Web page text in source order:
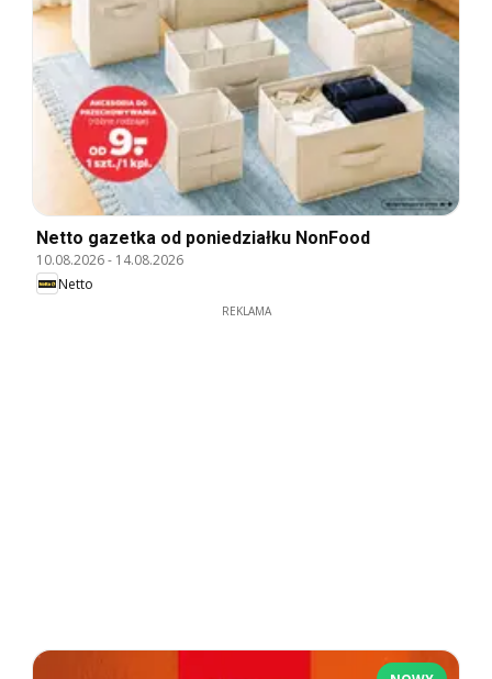
Netto gazetka od poniedziałku NonFood
10.08.2026- 14.08.2026
Netto
REKLAMA